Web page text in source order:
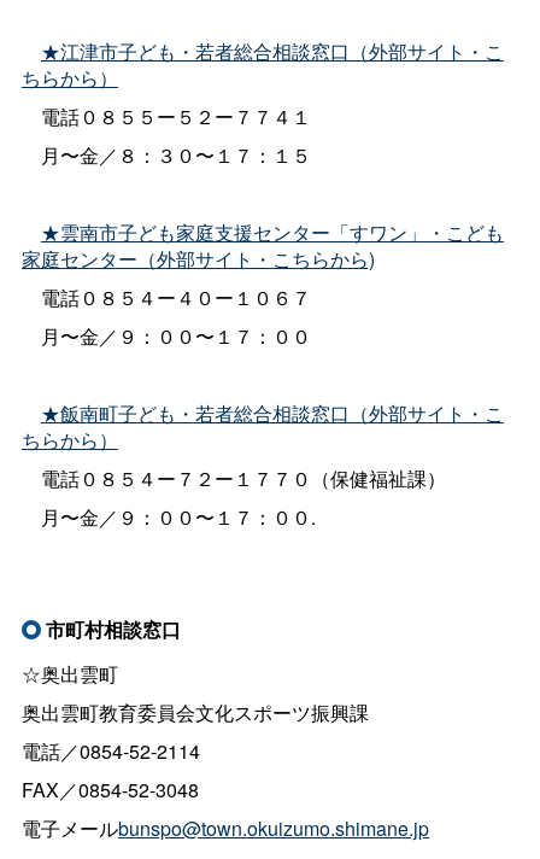
★江津市子ども・若者総合相談窓口（外部サイト・こ
ちらから）
電話０８５５ー５２ー７７４１
月〜金／８：３０〜１７：１５
★雲南市子ども家庭支援センター「すワン」・こども
家庭センター（外部サイト・こちらから)
電話０８５４ー４０ー１０６７
月〜金／９：００〜１７：００
★飯南町子ども・若者総合相談窓口（外部サイト・こ
ちらから）
電話０８５４ー７２ー１７７０（保健福祉課）
月〜金／９：００〜１７：００.
市町村相談窓口
☆奥出雲町
奥出雲町教育委員会文化スポーツ振興課
電話／0854-52-2114
FAX／0854-52-3048
電子メールbunspo@town.okuizumo.shimane.jp